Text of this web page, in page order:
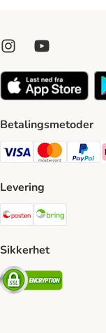
Betalingsmetoder
Visa Payment Method
MastercardPayPal
Levering
Posten Shipping
Sikkerhet
Security